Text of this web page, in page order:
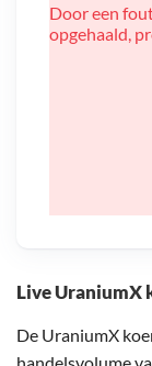
Live UraniumX
De UraniumX
Door een
opgehaald,